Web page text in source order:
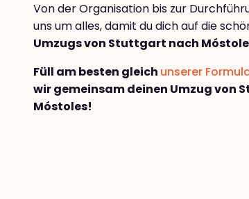
Von der Organisation bis zur
uns um alles, damit du dich auf die
Umzugs von Stuttgart nach
Füll am besten gleich unserer
wir gemeinsam deinen Umzug von
Móstoles!